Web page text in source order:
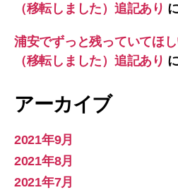
（移転しました）追記あり
浦安でずっと残っていてほ
（移転しました）追記あり
アーカイブ
2021年9月
2021年8月
2021年7月